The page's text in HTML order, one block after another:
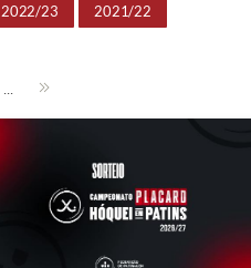
2022/23 2021/22
...